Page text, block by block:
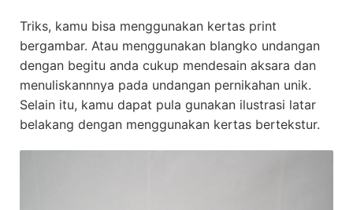
Triks, kamu bisa menggunakan kertas print
bergambar. Atau menggunakan blangko undangan
dengan begitu anda cukup mendesain aksara dan
menuliskannnya pada undangan pernikahan unik.
Selain itu, kamu dapat pula gunakan ilustrasi latar
belakang dengan menggunakan kertas bertekstur.